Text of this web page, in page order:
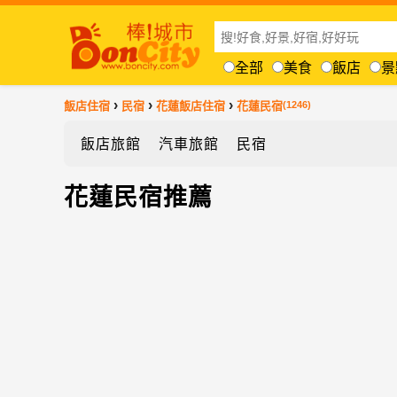
全部 美食 飯店
飯店住宿 › 民宿 › 花蓮飯店住宿 › 花蓮民宿(1246)
飯店旅館 汽車旅館 民宿
花蓮民宿推薦